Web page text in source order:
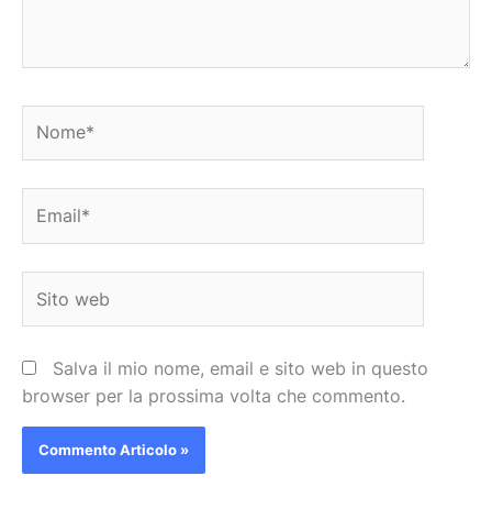
web
Salva il mio nome, email e sito web in questo
browser per la prossima volta che commento.